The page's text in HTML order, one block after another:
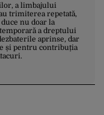
a limbajului
trimiterea repetată,
nu doar la
a dreptului
aprinse, dar
și pentru contribuția